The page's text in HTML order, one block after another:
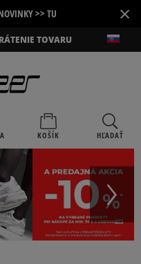
>> TU ×
TOVARU
KOŠÍK HĽADAŤ